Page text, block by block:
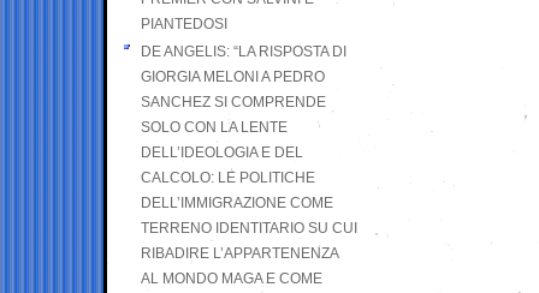
PIANTEDOSI
DE ANGELIS: “LA RISPOSTA DI
GIORGIA MELONI A PEDRO
SANCHEZ SI COMPRENDE
SOLO CON LA LENTE
DELL’IDEOLOGIA E DEL
CALCOLO: LE POLITICHE
DELL’IMMIGRAZIONE COME
TERRENO IDENTITARIO SU CUI
RIBADIRE L’APPARTENENZA
AL MONDO MAGA E COME